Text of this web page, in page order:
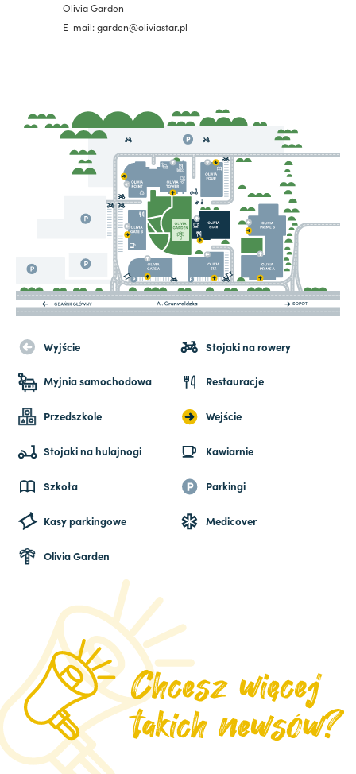
Olivia Garden
E-mail: garden@oliviastar.pl
Wyjście Stojaki na rowery
Myjnia samochodowa Restauracje
Przedszkole Wejście
Stojaki na hulajnogi Kawiarnie
Szkoła Parkingi
Kasy parkingowe Medicover
Olivia Garden